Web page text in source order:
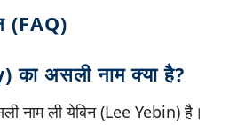
(FAQ)
का असली नाम क्या है?
नाम ली येबिन (Lee Yebin) है।